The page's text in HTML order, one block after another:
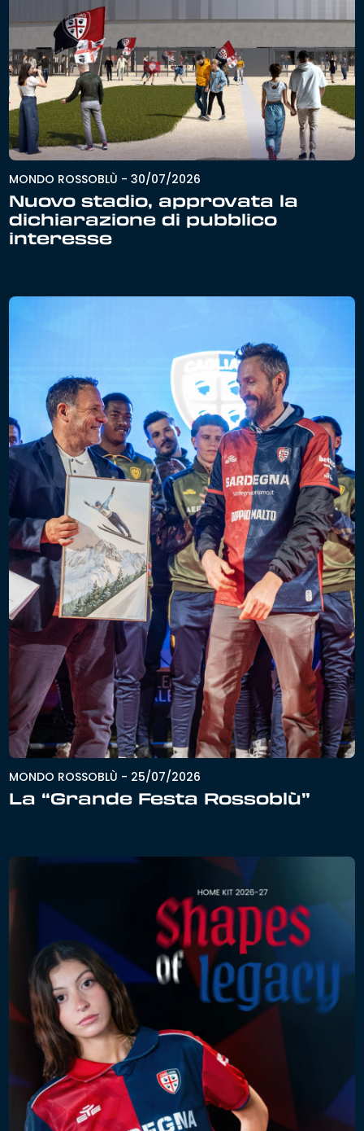
MONDO ROSSOBLÙ - 30/07/2026
Nuovo stadio, approvata la
dichiarazione di pubblico
interesse
MONDO ROSSOBLÙ - 25/07/2026
La “Grande Festa Rossoblù”